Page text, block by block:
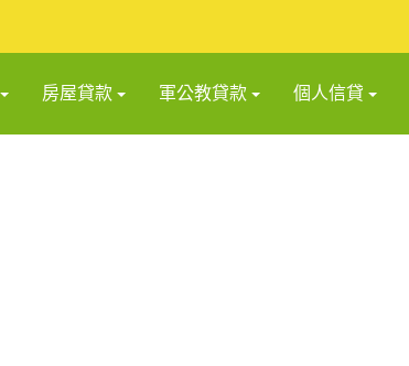
房屋貸款 軍公教貸款 個人信貸